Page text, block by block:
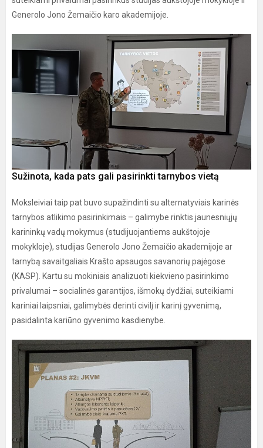
Generolo Jono Žemaičio karo akademijoje.
Sužinota, kada pats gali pasirinkti tarnybos vietą
Moksleiviai taip pat buvo supažindinti su alternatyviais karinės
tarnybos atlikimo pasirinkimais – galimybe rinktis jaunesniųjų
karininkų vadų mokymus (studijuojantiems aukštojoje
mokykloje), studijas Generolo Jono Žemaičio akademijoje ar
tarnybą savaitgaliais Krašto apsaugos savanorių pajėgose
(KASP). Kartu su mokiniais analizuoti kiekvieno pasirinkimo
privalumai – socialinės garantijos, išmokų dydžiai, suteikiami
kariniai laipsniai, galimybės derinti civilį ir karinį gyvenimą,
pasidalinta kariūno gyvenimo kasdienybe.